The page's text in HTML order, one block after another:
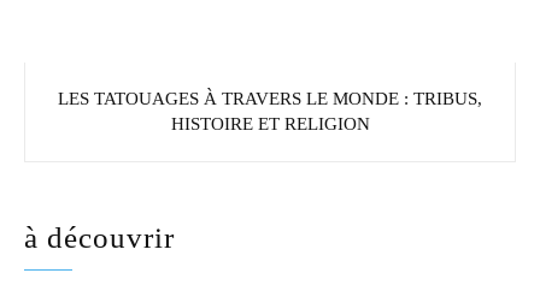
LES TATOUAGES À TRAVERS LE MONDE : TRIBUS,
HISTOIRE ET RELIGION
à découvrir